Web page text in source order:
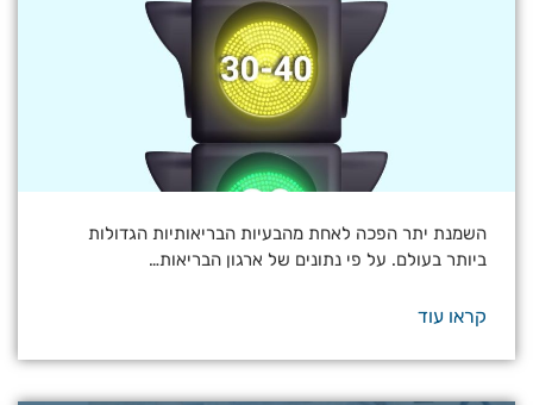
השמנת יתר הפכה לאחת מהבעיות הבריאותיות הגדולות
ביותר בעולם. על פי נתונים של ארגון הבריאות…
קראו עוד